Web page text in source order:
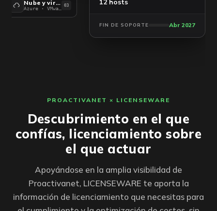
Nube y virtual 03 12 hosts
FIN DE SOPORTE Abr 2027
PROACTIVANET × LICENSEWARE
Descubrimiento en el que
confías, licenciamiento sobre
el que actuar
Apoyándose en la amplia visibilidad de
Proactivanet, LICENSEWARE te aporta la
información de licenciamiento que necesitas para